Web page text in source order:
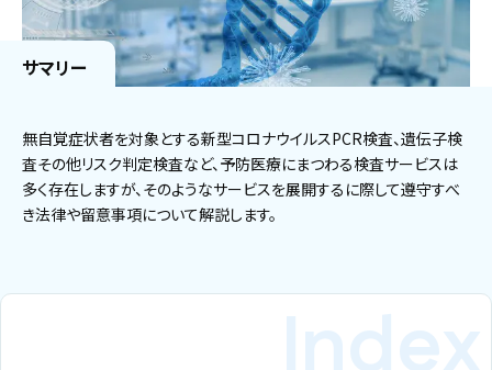
サマリー
無自覚症状者を対象とする新型コロナウイルスPCR検査、遺伝子検
査その他リスク判定検査など、予防医療にまつわる検査サービスは
多く存在しますが、そのようなサービスを展開するに際して遵守すべ
き法律や留意事項について解説します。